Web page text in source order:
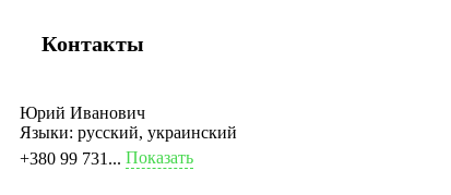
Контакты
Юрий Иванович
Языки: русский, украинский
+380 99 731... Показать